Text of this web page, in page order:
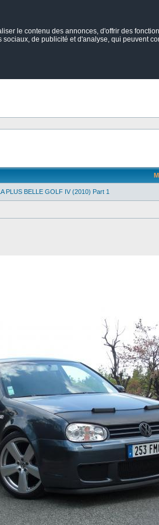
le contenu des annonces, d'offrir des
de publicité et d'analyse, qui peuvent
PLUS BELLE GOLF IV (2010) Part 1